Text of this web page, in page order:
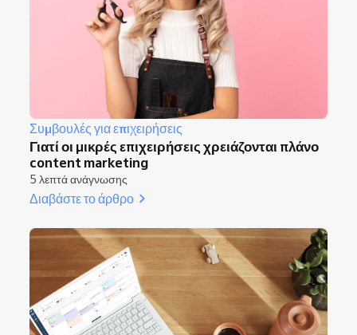
Συμβουλές για επιχειρήσεις
Γιατί οι μικρές επιχειρήσεις χρειάζονται πλάνο
content marketing
5 λεπτά ανάγνωσης
Διαβάστε το άρθρο